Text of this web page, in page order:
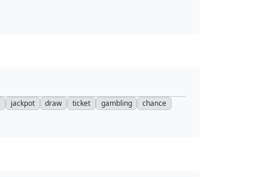
jackpot draw ticket gambling chance